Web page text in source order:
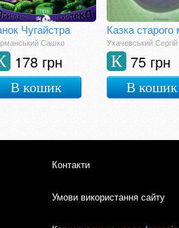
Чугайстра
Сашко
178 грн
В кошик
Ухачевський Сергій
75 грн
К
В кошик
Контакти
Умови використання сайту